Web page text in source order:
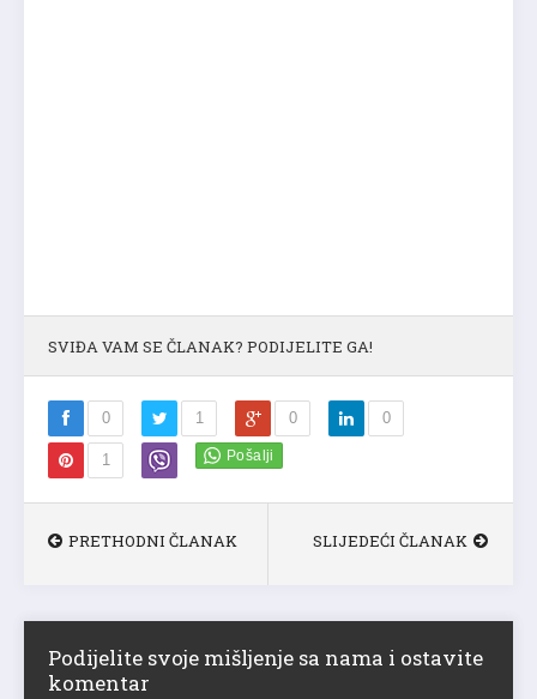
SVIĐA VAM SE ČLANAK? PODIJELITE GA!
0 1 0 0
1
PRETHODNI ČLANAK SLIJEDEĆI ČLANAK
Podijelite svoje mišljenje sa nama i ostavite
komentar